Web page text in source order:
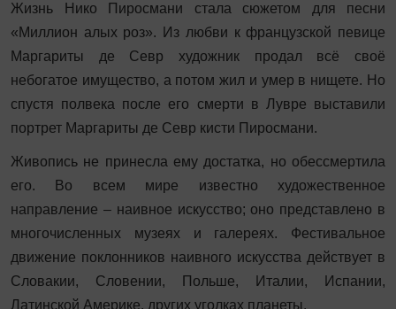
Жизнь Нико Пиросмани стала сюжетом для песни
«Миллион алых роз». Из любви к французской певице
Маргариты де Севр художник продал всё своё
небогатое имущество, а потом жил и умер в нищете. Но
спустя полвека после его смерти в Лувре выставили
портрет Маргариты де Севр кисти Пиросмани.
Живопись не принесла ему достатка, но обессмертила
его. Во всем мире известно художественное
направление – наивное искусство; оно представлено в
многочисленных музеях и галереях. Фестивальное
движение поклонников наивного искусства действует в
Словакии, Словении, Польше, Италии, Испании,
Латинской Америке, других уголках планеты.